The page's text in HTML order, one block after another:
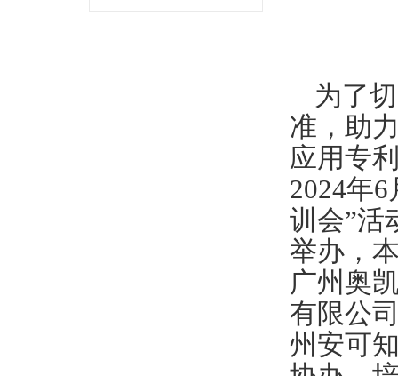
为了
准，助
应用专
2024年
训会”活
举办 ，
广州奥
有限公
州安可